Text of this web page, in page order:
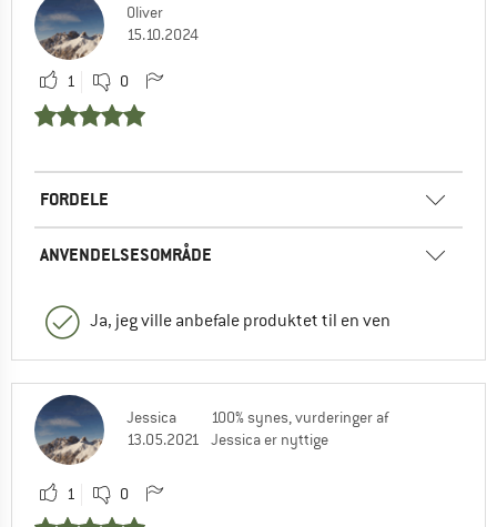
Oliver
15.10.2024
1 0
FORDELE
ANVENDELSESOMRÅDE
Ja, jeg ville anbefale produktet til en ven
Jessica
13.05.2021
100% synes, vurderinger af
Jessica er nyttige
1 0